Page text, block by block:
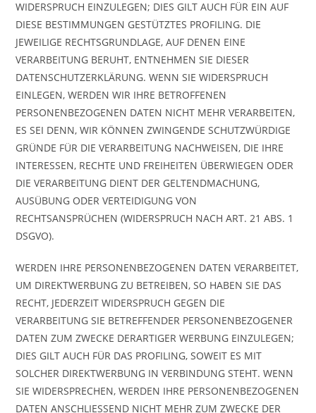
WIDERSPRUCH EINZULEGEN; DIES GILT AUCH FÜR EIN AUF
DIESE BESTIMMUNGEN GESTÜTZTES PROFILING. DIE
JEWEILIGE RECHTSGRUNDLAGE, AUF DENEN EINE
VERARBEITUNG BERUHT, ENTNEHMEN SIE DIESER
DATENSCHUTZERKLÄRUNG. WENN SIE WIDERSPRUCH
EINLEGEN, WERDEN WIR IHRE BETROFFENEN
PERSONENBEZOGENEN DATEN NICHT MEHR VERARBEITEN,
ES SEI DENN, WIR KÖNNEN ZWINGENDE SCHUTZWÜRDIGE
GRÜNDE FÜR DIE VERARBEITUNG NACHWEISEN, DIE IHRE
INTERESSEN, RECHTE UND FREIHEITEN ÜBERWIEGEN ODER
DIE VERARBEITUNG DIENT DER GELTENDMACHUNG,
AUSÜBUNG ODER VERTEIDIGUNG VON
RECHTSANSPRÜCHEN (WIDERSPRUCH NACH ART. 21 ABS. 1
DSGVO).
WERDEN IHRE PERSONENBEZOGENEN DATEN VERARBEITET,
UM DIREKTWERBUNG ZU BETREIBEN, SO HABEN SIE DAS
RECHT, JEDERZEIT WIDERSPRUCH GEGEN DIE
VERARBEITUNG SIE BETREFFENDER PERSONENBEZOGENER
DATEN ZUM ZWECKE DERARTIGER WERBUNG EINZULEGEN;
DIES GILT AUCH FÜR DAS PROFILING, SOWEIT ES MIT
SOLCHER DIREKTWERBUNG IN VERBINDUNG STEHT. WENN
SIE WIDERSPRECHEN, WERDEN IHRE PERSONENBEZOGENEN
DATEN ANSCHLIESSEND NICHT MEHR ZUM ZWECKE DER